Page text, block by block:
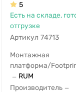
5
Есть на складе,
отгрузке
Артикул 74713
Монтажная
платформа/
— RUM
Производитель —